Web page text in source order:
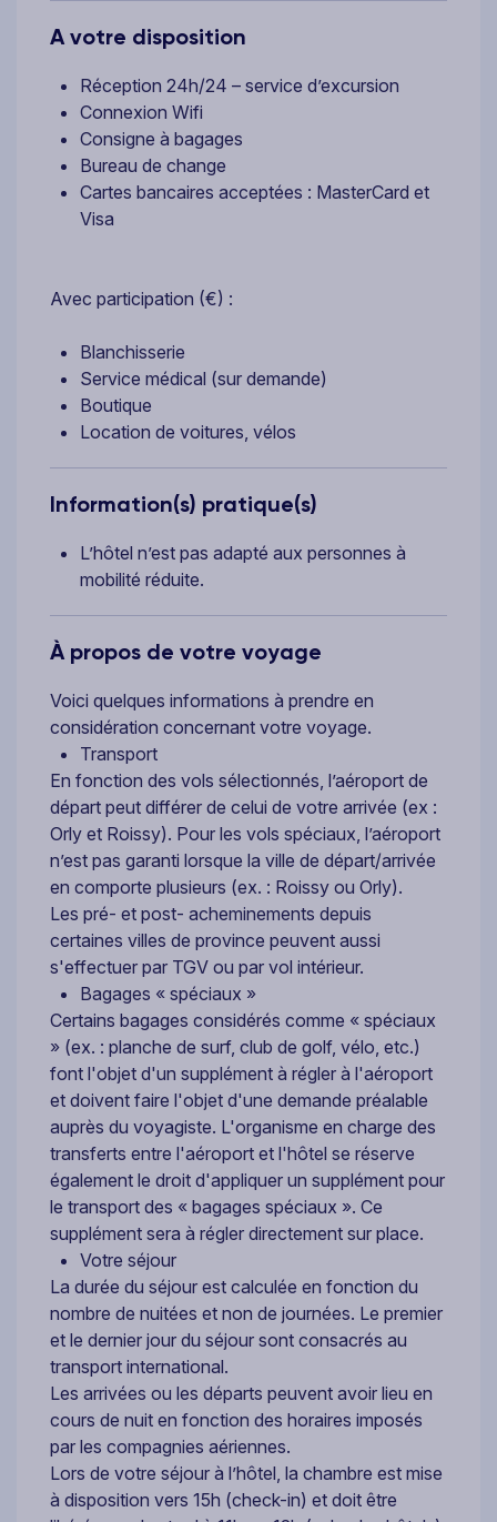
A votre disposition
Réception 24h/24 – service d’excursion
Connexion Wifi
Consigne à bagages
Bureau de change
Cartes bancaires acceptées : MasterCard et
Visa
Avec participation (€) :
Blanchisserie
Service médical (sur demande)
Boutique
Location de voitures, vélos
Information(s) pratique(s)
L’hôtel n’est pas adapté aux personnes à
mobilité réduite.
À propos de votre voyage
Voici quelques informations à prendre en
considération concernant votre voyage.
Transport
En fonction des vols sélectionnés, l’aéroport de
départ peut différer de celui de votre arrivée (ex :
Orly et Roissy). Pour les vols spéciaux, l’aéroport
n’est pas garanti lorsque la ville de départ/arrivée
en comporte plusieurs (ex. : Roissy ou Orly).
Les pré- et post- acheminements depuis
certaines villes de province peuvent aussi
s'effectuer par TGV ou par vol intérieur.
Bagages « spéciaux »
Certains bagages considérés comme « spéciaux
» (ex. : planche de surf, club de golf, vélo, etc.)
font l'objet d'un supplément à régler à l'aéroport
et doivent faire l'objet d'une demande préalable
auprès du voyagiste. L'organisme en charge des
transferts entre l'aéroport et l'hôtel se réserve
également le droit d'appliquer un supplément pour
le transport des « bagages spéciaux ». Ce
supplément sera à régler directement sur place.
Votre séjour
La durée du séjour est calculée en fonction du
nombre de nuitées et non de journées. Le premier
et le dernier jour du séjour sont consacrés au
transport international.
Les arrivées ou les départs peuvent avoir lieu en
cours de nuit en fonction des horaires imposés
par les compagnies aériennes.
Lors de votre séjour à l’hôtel, la chambre est mise
à disposition vers 15h (check-in) et doit être